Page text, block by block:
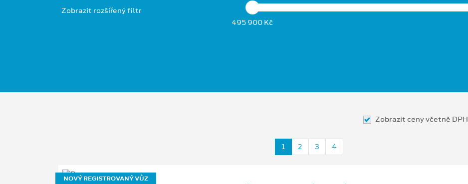
Zobrazit rozšířený filtr
495 900 Kč
Zobrazit ceny včetně DPH
1 2 3 4
NOVÝ REGISTROVANÝ VŮZ